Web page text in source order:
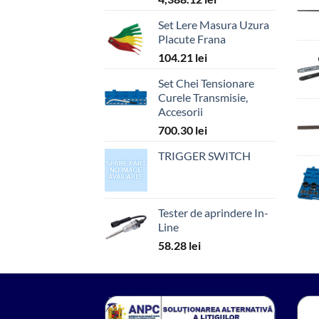
Set Lere Masura Uzura
Placute Frana
104.21 lei
Set Chei Tensionare
Curele Transmisie,
Accesorii
700.30 lei
TRIGGER SWITCH
Tester de aprindere In-
Line
58.28 lei